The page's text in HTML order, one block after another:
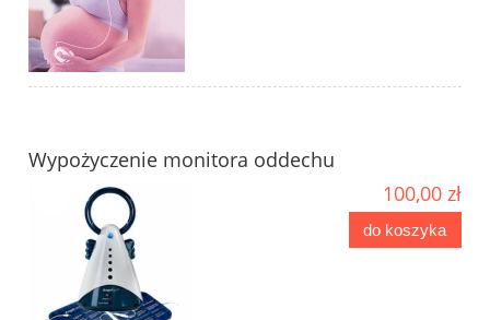
Wypożyczenie monitora oddechu
100,00 zł
do koszyka